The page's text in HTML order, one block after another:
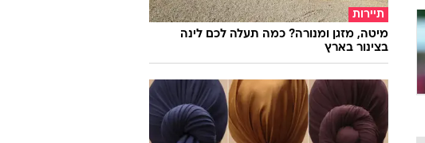
תיירות
מיטה, מזגן ומנורה? כמה תעלה לכם לינה
בצינור בארץ